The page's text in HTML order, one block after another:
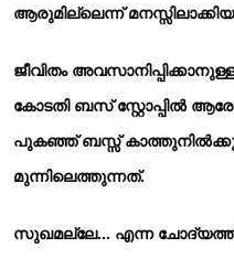
ആരുമില്ലെന്ന് മനസ്സിലാക്കിയ
ജീവിതം
കോടതി ബസ് സ്റ്റോപ്പില്‍
പുകഞ്ഞ് ബസ്സ്
മുന്നിലെത്തുന്നത്.
സുഖമല്ലേ... എന്ന